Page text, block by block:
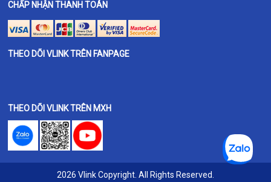
CHẤP NHẬN THANH TOÁN
THEO DÕI VLINK TRÊN FANPAGE
THEO DÕI VLINK TRÊN MXH
2026 Vlink Copyright. All Rights Reserved.